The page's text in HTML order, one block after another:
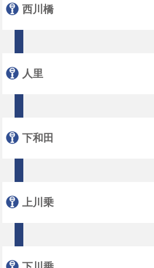
西川橋
人里
下和田
上川乗